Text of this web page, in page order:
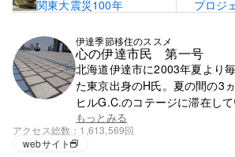
関東大震災100年
プロジ
伊達季節移住のススメ
心の伊達市民 第一号
北海道伊達市に2003年夏より
た東京出身のH氏。夏の間の3
ヒルG.C.のコテージに滞在し
閉鎖で滞在先を失う。それ以降
心で徘徊の毎日。
もっとみる
アクセス総数
1,613,569回
webサイト